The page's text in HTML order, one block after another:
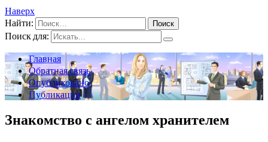
Наверх
Найти:
Поиск для:
Главная
Обратная связь
Опубликовано
Публикации
Знакомство с ангелом хранителем